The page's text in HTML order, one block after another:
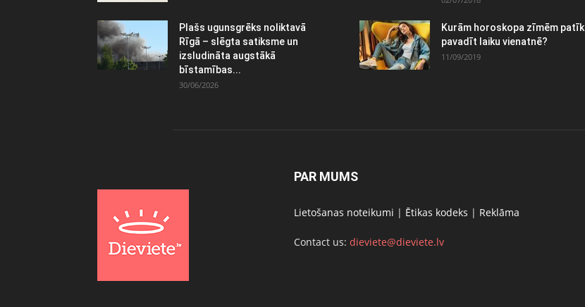
Plašs ugunsgrēks noliktavā
Rīgā – slēgta satiksme un
izsludināta augstākā
bīstamības...
30/06/2026
Kurām horoskopa zīmēm patīk
pavadīt laiku vienatnē?
11/09/2019
PAR MUMS
Lietošanas noteikumi | Ētikas kodeks | Reklāma
Contact us: dieviete@dieviete.lv